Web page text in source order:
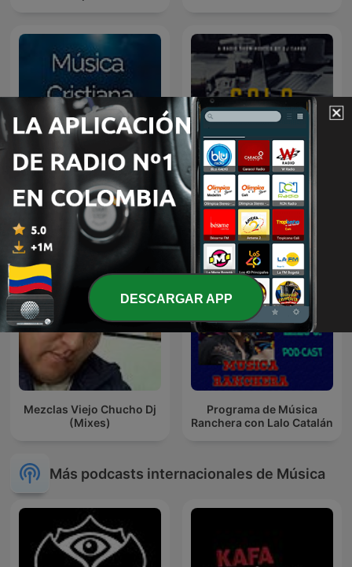
Música Cristiana Solo Salsa
Mezclas Viejo Chucho Dj
(Mixes)
Programa de Música
Ranchera con Lalo Catalán
Más podcasts internacionales de Música
DESCARGAR APP